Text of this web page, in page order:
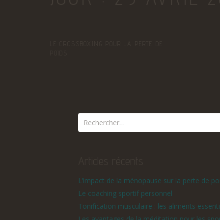
L’impact de la ménopause sur la perte de
Le coaching sportif personnel
Tonification musculaire : les aliments